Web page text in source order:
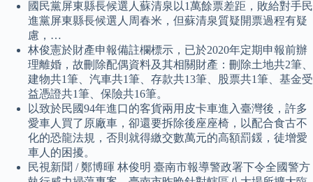
國民黨屏東縣長候選人蘇清泉以1萬餘票差距，敗給對手民
進黨屏東縣長候選人周春米，但蘇清泉質疑開票過程有疑
慮，…
林俊憲於財產申報備註欄標示，已於2020年定期申報前辦
理離婚，故刪除配偶資料及其相關財產：刪除土地共2筆、
建物共1筆、汽車共1筆、存款共13筆、股票共1筆、基金受
益憑證共1筆、保險共16筆。
以致於民國94年進口的客貨兩用皮卡車進入臺灣後，許多
愛車人買了原廠車，卻還要拆除後座座椅，以配合食古不
化的恐龍法規，否則就得繳交數萬元的高額罰鍰，徒增愛
車人的困擾。
民視新聞 / 鄭博暉 林俊明 臺南市報導警政署下令全國警方